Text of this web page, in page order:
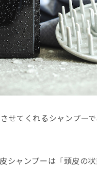
せてくれるシャンプー
ャンプーは「頭皮の状